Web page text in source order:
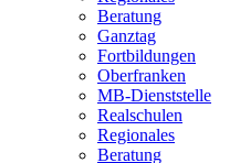
Beratung
Ganztag
Fortbildungen
Oberfranken
MB-Dienststelle
Realschulen
Regionales
Beratung